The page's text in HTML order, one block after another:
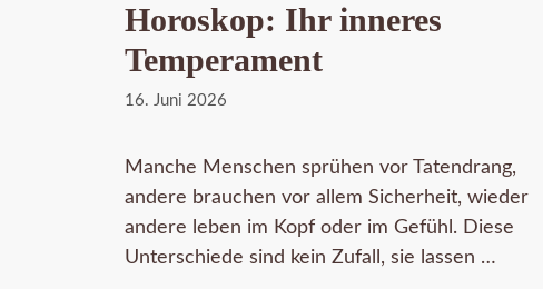
Horoskop: Ihr inneres
Temperament
16. Juni 2026
Manche Menschen sprühen vor Tatendrang,
andere brauchen vor allem Sicherheit, wieder
andere leben im Kopf oder im Gefühl. Diese
Unterschiede sind kein Zufall, sie lassen …